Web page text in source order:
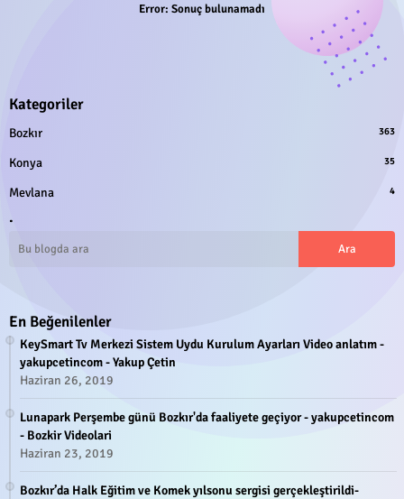
Error: Sonuç bulunamadı
Kategoriler
Bozkır 363
Konya 35
Mevlana 4
.
En Beğenilenler
KeySmart Tv Merkezi Sistem Uydu Kurulum Ayarları Video anlatım -
yakupcetincom - Yakup Çetin
Haziran 26, 2019
Lunapark Perşembe günü Bozkır'da faaliyete geçiyor - yakupcetincom
- Bozkir Videolari
Haziran 23, 2019
Bozkır’da Halk Eğitim ve Komek yılsonu sergisi gerçekleştirildi-